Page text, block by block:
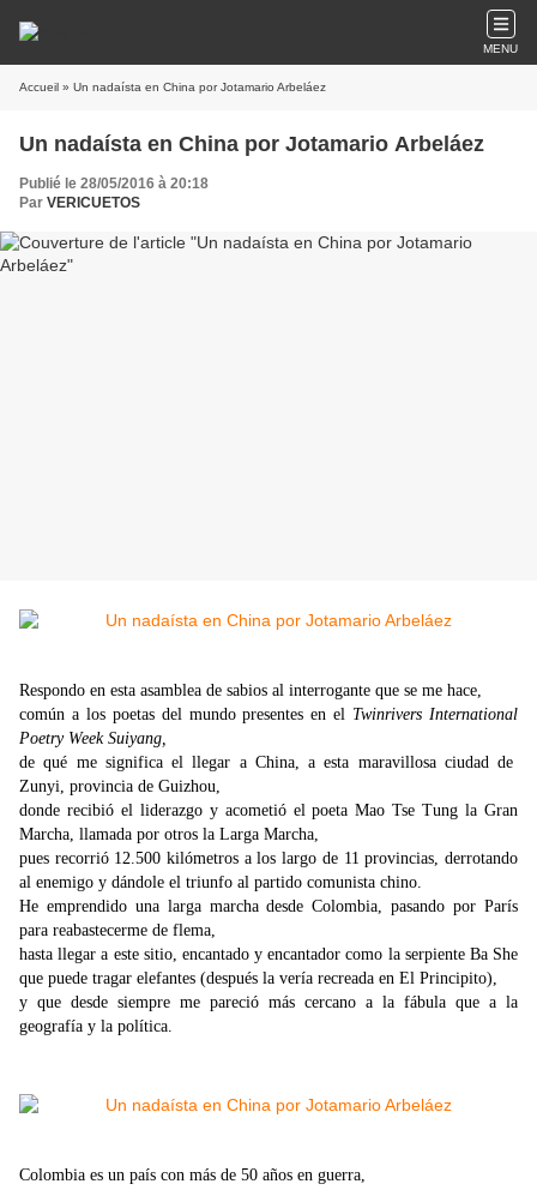
MENU
Accueil » Un nadaísta en China por Jotamario Arbeláez
Un nadaísta en China por Jotamario Arbeláez
Publié le 28/05/2016 à 20:18
Par VERICUETOS
Respondo en esta asamblea de sabios al interrogante que se me hace,
común a los poetas del mundo presentes en el Twinrivers International
Poetry Week Suiyang,
de qué me significa el llegar a China, a esta maravillosa ciudad de
Zunyi, provincia de Guizhou,
donde recibió el liderazgo y acometió el poeta Mao Tse Tung la Gran
Marcha, llamada por otros la Larga Marcha,
pues recorrió 12.500 kilómetros a los largo de 11 provincias, derrotando
al enemigo y dándole el triunfo al partido comunista chino.
He emprendido una larga marcha desde Colombia, pasando por París
para reabastecerme de flema,
hasta llegar a este sitio, encantado y encantador como la serpiente Ba She
que puede tragar elefantes (después la vería recreada en El Principito),
y que desde siempre me pareció más cercano a la fábula que a la
geografía y la política.
Colombia es un país con más de 50 años en guerra,